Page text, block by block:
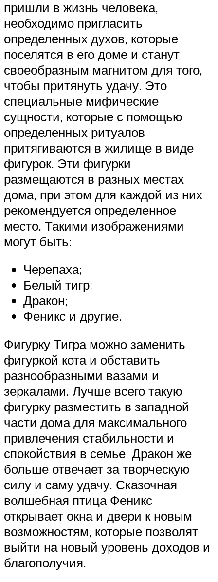
пришли в жизнь человека,
необходимо пригласить
определенных духов, которые
поселятся в его доме и станут
своеобразным магнитом для того,
чтобы притянуть удачу. Это
специальные мифические
сущности, которые с помощью
определенных ритуалов
притягиваются в жилище в виде
фигурок. Эти фигурки
размещаются в разных местах
дома, при этом для каждой из них
рекомендуется определенное
место. Такими изображениями
могут быть:
Черепаха;
Белый тигр;
Дракон;
Феникс и другие.
Фигурку Тигра можно заменить
фигуркой кота и обставить
разнообразными вазами и
зеркалами. Лучше всего такую
фигурку разместить в западной
части дома для максимального
привлечения стабильности и
спокойствия в семье. Дракон же
больше отвечает за творческую
силу и саму удачу. Сказочная
волшебная птица Феникс
открывает окна и двери к новым
возможностям, которые позволят
выйти на новый уровень доходов и
благополучия.